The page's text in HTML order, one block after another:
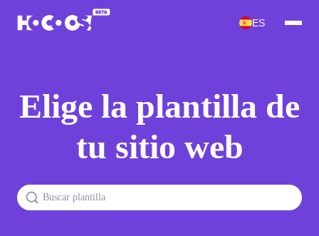
ES
Elige la plantilla de
tu sitio web